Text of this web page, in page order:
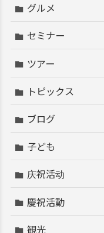
グルメ
セミナー
ツアー
トピックス
ブログ
子ども
庆祝活动
慶祝活動
観光